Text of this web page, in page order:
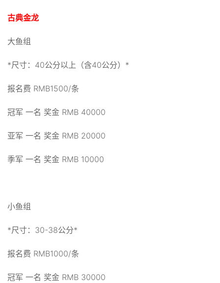
古典金龙
大鱼组
*尺寸：40公分以上（含40公分）*
报名费 RMB1500/条
冠军 一名 奖金 RMB 40000
亚军 一名 奖金 RMB 20000
季军 一名 奖金 RMB 10000
小鱼组
*尺寸：30-38公分*
报名费 RMB1000/条
冠军 一名 奖金 RMB 30000